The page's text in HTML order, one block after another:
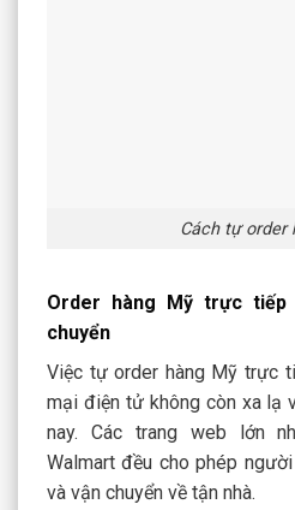
Cách tự order
Order hàng Mỹ trực
chuyển
Việc tự order hàng Mỹ trực
mại điện tử không còn xa lạ
nay. Các trang web lớn
Walmart đều cho phép
và vận chuyển về tận nhà.